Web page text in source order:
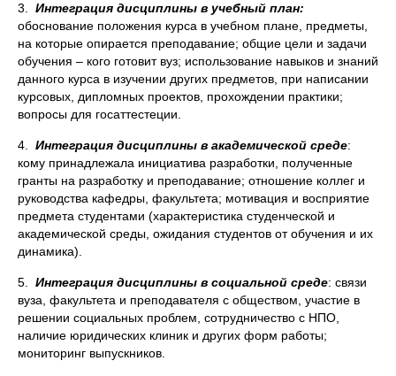
3. Интеграция дисциплины в учебный план:
обоснование положения курса в учебном плане, предметы,
на которые опирается преподавание; общие цели и задачи
обучения – кого готовит вуз; использование навыков и знаний
данного курса в изучении других предметов, при написании
курсовых, дипломных проектов, прохождении практики;
вопросы для госаттестеции.
4. Интеграция дисциплины в академической среде:
кому принадлежала инициатива разработки, полученные
гранты на разработку и преподавание; отношение коллег и
руководства кафедры, факультета; мотивация и восприятие
предмета студентами (характеристика студенческой и
академической среды, ожидания студентов от обучения и их
динамика).
5. Интеграция дисциплины в социальной среде: связи
вуза, факультета и преподавателя с обществом, участие в
решении социальных проблем, сотрудничество с НПО,
наличие юридических клиник и других форм работы;
мониторинг выпускников.